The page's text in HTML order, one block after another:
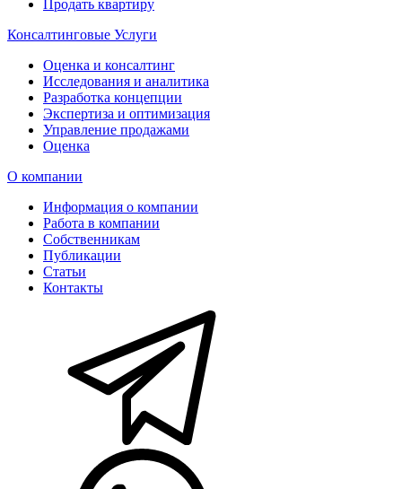
Продать квартиру
Консалтинговые Услуги
Оценка и консалтинг
Исследования и аналитика
Разработка концепции
Экспертиза и оптимизация
Управление продажами
Оценка
О компании
Информация о компании
Работа в компании
Собственникам
Публикации
Статьи
Контакты